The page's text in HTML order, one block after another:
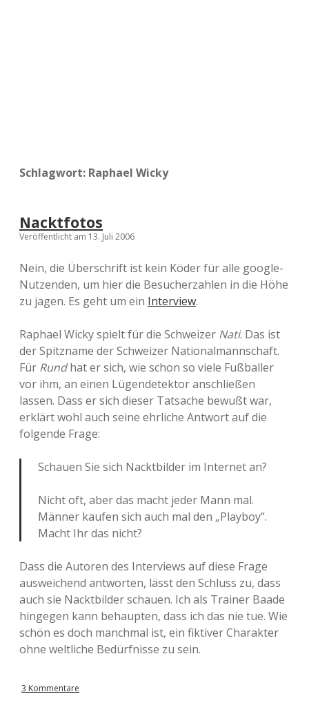
Schlagwort: Raphael Wicky
Nacktfotos
Veröffentlicht am 13. Juli 2006
Nein, die Überschrift ist kein Köder für alle google-
Nutzenden, um hier die Besucherzahlen in die Höhe
zu jagen. Es geht um ein Interview.
Raphael Wicky spielt für die Schweizer Nati. Das ist
der Spitzname der Schweizer Nationalmannschaft.
Für Rundhat er sich, wie schon so viele Fußballer
vor ihm, an einen Lügendetektor anschließen
lassen. Dass er sich dieser Tatsache bewußt war,
erklärt wohl auch seine ehrliche Antwort auf die
folgende Frage:
Schauen Sie sich Nacktbilder im Internet an?
Nicht oft, aber das macht jeder Mann mal.
Männer kaufen sich auch mal den „Playboy“.
Macht Ihr das nicht?
Dass die Autoren des Interviews auf diese Frage
ausweichend antworten, lässt den Schluss zu, dass
auch sie Nacktbilder schauen. Ich als Trainer Baade
hingegen kann behaupten, dass ich das nie tue. Wie
schön es doch manchmal ist, ein fiktiver Charakter
ohne weltliche Bedürfnisse zu sein.
3 Kommentare